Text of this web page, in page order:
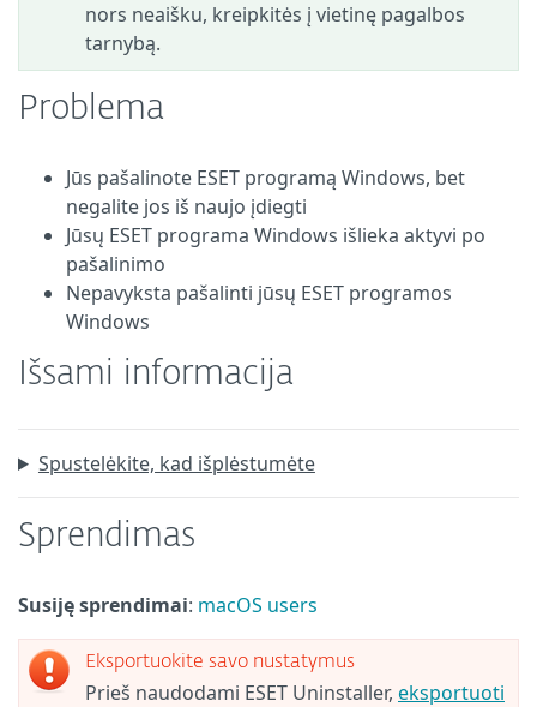
nors neaišku, kreipkitės į vietinę pagalbos
tarnybą.
Problema
Jūs pašalinote ESET programą Windows, bet
negalite jos iš naujo įdiegti
Jūsų ESET programa Windows išlieka aktyvi po
pašalinimo
Nepavyksta pašalinti jūsų ESET programos
Windows
Išsami informacija
Spustelėkite, kad išplėstumėte
Sprendimas
Susiję sprendimai: macOS users
Eksportuokite savo nustatymus
Prieš naudodami ESET Uninstaller, eksportuoti